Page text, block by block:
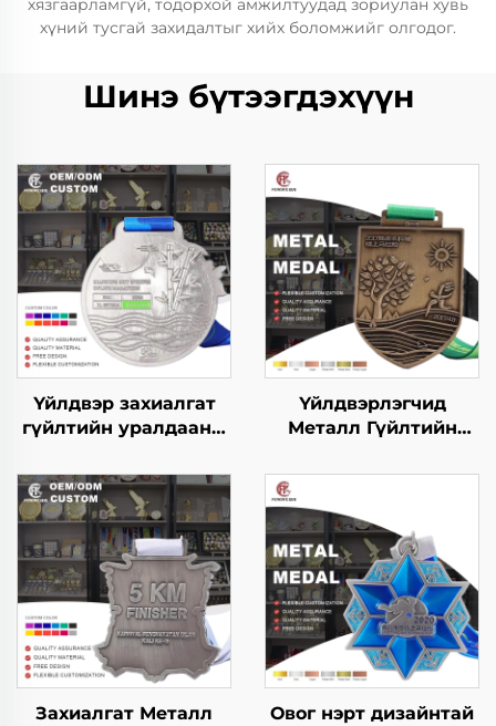
хязгаарламгүй, тодорхой амжилтуудад зориулан хувь
хүний тусгай захидалтыг хийх боломжийг олгодог.
Шинэ бүтээгдэхүүн
Үйлдвэр захиалгат
гүйлтийн уралдааны
Уралдааны марафон
Уралдааны спортын
шагналын зооснууд
аясыг нь оруулж
Үйлдвэрлэгчид
Металл Гүйлтийн
Загварын Фан Ран
Өрсөлдөөний
Спортын Металл
Медаль
Захиалгат Металл
Овог нэрт дизайнтай